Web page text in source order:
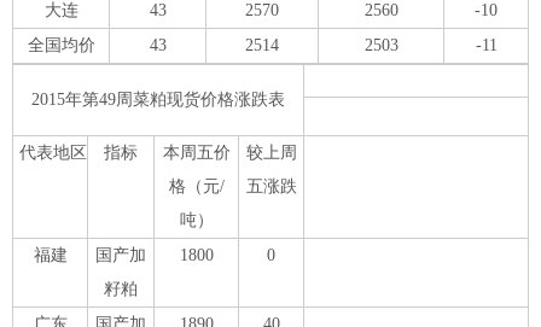
大连
43 2570 2560
-10
全国均价
43 2514 2503 -11
2015年第49周菜粕现货价格涨跌表
代表地区 指标
本周五价
格（元/
吨）
较上周
五涨跌
福建
国产加
籽粕
1800 0